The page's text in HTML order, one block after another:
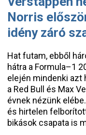
Norris
idény záró
Hat futam, ebből
hátra a Formula–1
elején mindenki azt
a Red Bull és Max
évnek nézünk
és hirtelen
bikások csapata is